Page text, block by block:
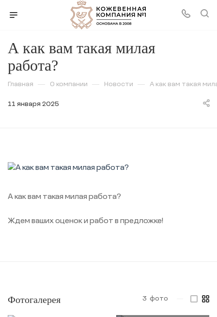
А как вам такая милая
работа?
Главная — О компании — Новости — А как вам такая
11 января 2025
А как вам такая милая работа?
Ждем ваших оценок и работ в предложке!
Фотогалерея 3 фото